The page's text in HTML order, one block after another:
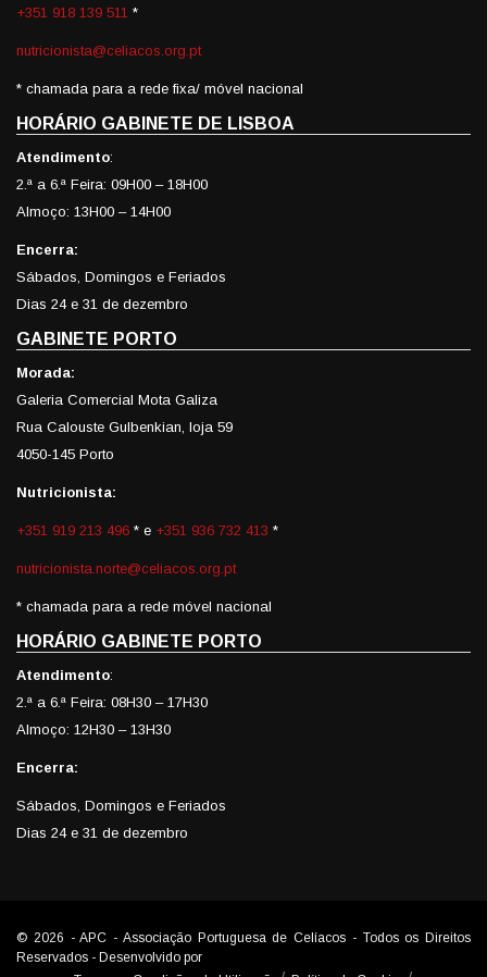
+351 918 139 511 *
nutricionista@celiacos.org.pt
* chamada para a rede fixa/ móvel nacional
HORÁRIO GABINETE DE LISBOA
Atendimento:
2.ª a 6.ª Feira: 09H00 – 18H00
Almoço: 13H00 – 14H00
Encerra:
Sábados, Domingos e Feriados
Dias 24 e 31 de dezembro
GABINETE PORTO
Morada:
Galeria Comercial Mota Galiza
Rua Calouste Gulbenkian, loja 59
4050-145 Porto
Nutricionista:
+351 919 213 496 * e +351 936 732 413 *
nutricionista.norte@celiacos.org.pt
* chamada para a rede móvel nacional
HORÁRIO GABINETE PORTO
Atendimento:
2.ª a 6.ª Feira: 08H30 – 17H30
Almoço: 12H30 – 13H30
Encerra:
Sábados, Domingos e Feriados
Dias 24 e 31 de dezembro
© 2026 - APC - Associação Portuguesa de Celíacos - Todos os Direitos
Reservados - Desenvolvido por